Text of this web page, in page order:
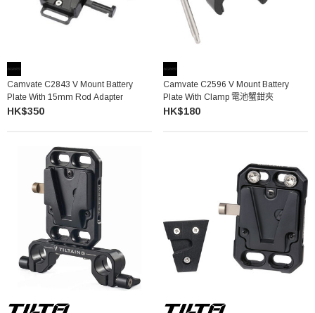
Camvate C2843 V Mount Battery
Plate With 15mm Rod Adapter
HK$350
Camvate C2596 V Mount Battery
Plate With Clamp 電池蟹鉗夾
HK$180